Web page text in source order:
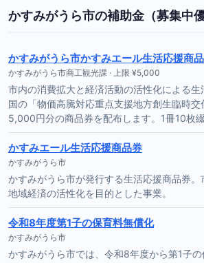
かすみがうら市の補助金（募集中
かすみがうら市かすみエール生活応援商
かすみがうら市商工観光課 · 上限 ¥5,000
市内の消費拡大と経済活動の活性化による生
国の「物価高騰対応重点支援地方創生臨時交
5,000円分の商品券を配布します。1冊10枚
かすみエール生活応援商品券
かすみがうら市
かすみがうら市が発行する生活応援商品券。
地域経済の活性化を目的とした事業。
令和8年度第1子の保育料無償化
かすみがうら市
かすみがうら市では、令和8年度から第1子